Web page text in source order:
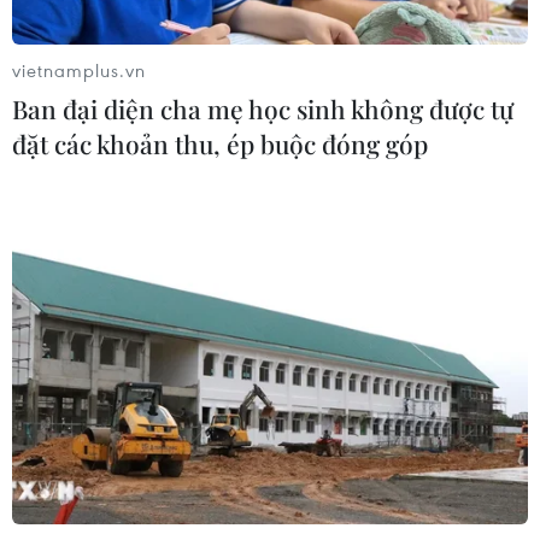
Nam
05/08/2026 07:45
Chủ tịch Quốc hội kiêm Chủ tịch Hạ
viện Vương quốc Thái Lan bắt đầu
Xem thêm
CƠ QUAN CHỦ QUẢN: THÔNG TẤN XÃ VIỆT NAM
vietnamplus.vn
Ban đại diện cha mẹ học sinh không được tự
đặt các khoản thu, ép buộc đóng góp